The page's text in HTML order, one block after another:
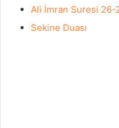
Ali İmran Suresi 26-
Sekine Duası